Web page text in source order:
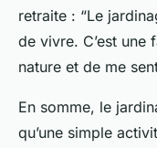
retraite : “Le
de vivre. C’est une
nature et de me
En somme, le
qu’une simple